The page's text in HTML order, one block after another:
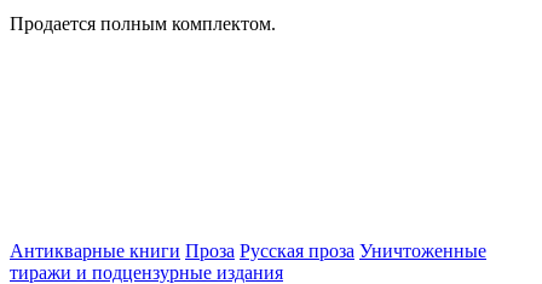
Продается полным комплектом.
Антикварные книги Проза Русская проза Уничтоженные
тиражи и подцензурные издания